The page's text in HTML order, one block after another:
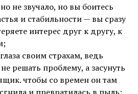
не звучало, но вы боитесь
и стабильности — вы сразу
интерес друг к другу, к
своим страхам, ведь
решать проблему, а засунуть
чтобы со времен он там